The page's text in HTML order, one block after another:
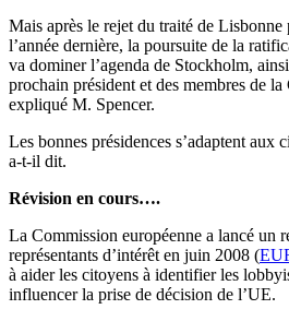
Mais après le rejet du traité de Lisbonne
l’année dernière, la poursuite de la
va dominer l’agenda de Stockholm,
prochain président et des membres de
expliqué M. Spencer.
Les bonnes présidences s’adaptent aux
a-t-il dit.
Révision en cours….
La Commission européenne a lancé un
représentants d’intérêt en juin 2008 (
à aider les citoyens à identifier les
influencer la prise de décision de l’UE.